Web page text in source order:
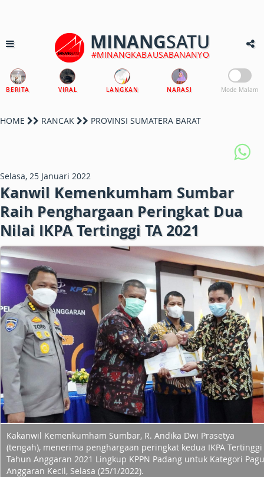
MINANGSATU
#MINANGKABAUSABANANYO
BERITA VIRAL LANGKAN NARASI Mode Malam
HOME RANCAK PROVINSI SUMATERA BARAT
Selasa, 25 Januari 2022
Kanwil Kemenkumham Sumbar
Raih Penghargaan Peringkat Dua
Nilai IKPA Tertinggi TA 2021
Kakanwil Kemenkumham Sumbar, R. Andika Dwi Prasetya
(tengah), menerima penghargaan peringkat kedua IKPA Tertinggi
Tahun Anggaran 2021 Lingkup KPPN Padang untuk Kategori Pagu
Anggaran Kecil, Selasa (25/1/2022).